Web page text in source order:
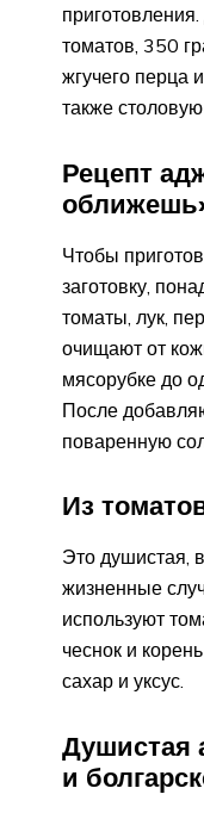
томатов, 350
жгучего перца
также
Рецепт
Чтобы
заготовку,
томаты, лук,
очищают от
мясорубке до
После
поваренную
Из
Это душистая,
жизненные
используют
чеснок и
сахар и уксус.
Душистая
и